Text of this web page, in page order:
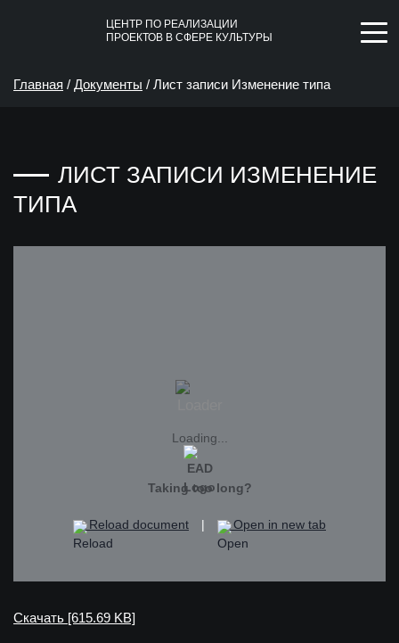
ЦЕНТР ПО РЕАЛИЗАЦИИ
ПРОЕКТОВ В СФЕРЕ КУЛЬТУРЫ
Главная / Документы / Лист записи Изменение типа
ЛИСТ ЗАПИСИ ИЗМЕНЕНИЕ
ТИПА
Loading...
Taking too long?
Reload document | Open in new tab
Скачать [615.69 KB]